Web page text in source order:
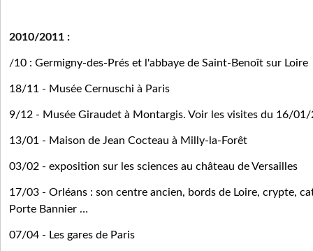
2010/2011 :
/10 : Germigny-des-Prés et l'abbaye de Saint-Benoît sur Loire
18/11 - Musée Cernuschi à Paris
9/12 - Musée Giraudet à Montargis. Voir les visites du 16/
13/01 - Maison de Jean Cocteau à Milly-la-Forêt
03/02 - exposition sur les sciences au château de Versailles
17/03 - Orléans : son centre ancien, bords de Loire, crypte,
Porte Bannier …
07/04 - Les gares de Paris